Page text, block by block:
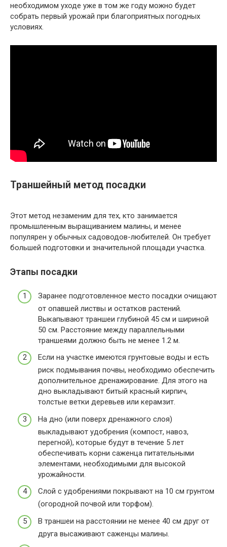
необходимом уходе уже в том же году можно будет
собрать первый урожай при благоприятных погодных
условиях.
Траншейный метод посадки
Этот метод незаменим для тех, кто занимается
промышленным выращиванием малины, и менее
популярен у обычных садоводов-любителей. Он требует
большей подготовки и значительной площади участка.
Этапы посадки
Заранее подготовленное место посадки очищают
от опавшей листвы и остатков растений.
Выкапывают траншеи глубиной 45 см и шириной
50 см. Расстояние между параллельными
траншеями должно быть не менее 1.2 м.
Если на участке имеются грунтовые воды и есть
риск подмывания почвы, необходимо обеспечить
дополнительное дренажирование. Для этого на
дно выкладывают битый красный кирпич,
толстые ветки деревьев или керамзит.
На дно (или поверх дренажного слоя)
выкладывают удобрения (компост, навоз,
перегной), которые будут в течение 5 лет
обеспечивать корни саженца питательными
элементами, необходимыми для высокой
урожайности.
Слой с удобрениями покрывают на 10 см грунтом
(огородной почвой или торфом).
В траншеи на расстоянии не менее 40 см друг от
друга высаживают саженцы малины.